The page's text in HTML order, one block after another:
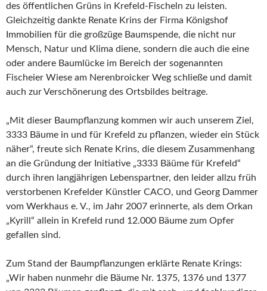
des öffentlichen Grüns in Krefeld-Fischeln zu leisten.
Gleichzeitig dankte Renate Krins der Firma Königshof
Immobilien für die großzüge Baumspende, die nicht nur
Mensch, Natur und Klima diene, sondern die auch die eine
oder andere Baumlücke im Bereich der sogenannten
Fischeier Wiese am Nerenbroicker Weg schließe und damit
auch zur Verschönerung des Ortsbildes beitrage.
„Mit dieser Baumpflanzung kommen wir auch unserem Ziel,
3333 Bäume in und für Krefeld zu pflanzen, wieder ein Stück
näher“, freute sich Renate Krins, die diesem Zusammenhang
an die Gründung der Initiative „3333 Bäüme für Krefeld“
durch ihren langjährigen Lebenspartner, den leider allzu früh
verstorbenen Krefelder Künstler CACO, und Georg Dammer
vom Werkhaus e. V., im Jahr 2007 erinnerte, als dem Orkan
„Kyrill“ allein in Krefeld rund 12.000 Bäume zum Opfer
gefallen sind.
Zum Stand der Baumpflanzungen erklärte Renate Krings:
„Wir haben nunmehr die Bäume Nr. 1375, 1376 und 1377